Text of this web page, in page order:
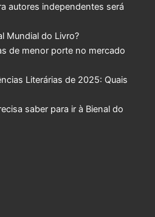
autores independentes será
Mundial do Livro?
de menor porte no mercado
Literárias de 2025: Quais
saber para ir à Bienal do